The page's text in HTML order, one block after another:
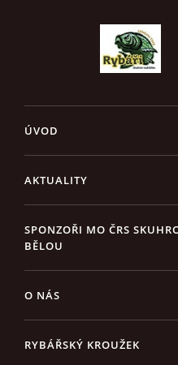
ÚVOD
AKTUALITY
SPONZOŘI MO ČRS
BĚLOU
O NÁS
RYBÁŘSKÝ KROUŽEK